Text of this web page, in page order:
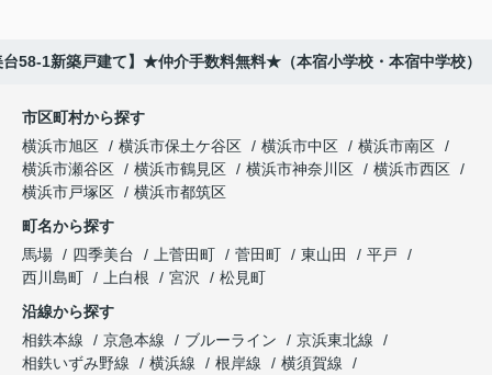
58-1新築戸建て】★仲介手数料無料★（本宿小学校・本宿中学校）
市区町村から探す
横浜市旭区
横浜市保土ケ谷区 横浜市中区
横浜市南区
横浜市瀬谷区
横浜市鶴見区 横浜市神奈川区
横浜市西区
横浜市戸塚区
横浜市都筑区
町名から探す
馬場
四季美台 上菅田町 菅田町 東山田
平戸
西川島町
上白根 宮沢
松見町
沿線から探す
相鉄本線
京急本線 ブルーライン
京浜東北線
相鉄いずみ野線
横浜線 根岸線
横須賀線